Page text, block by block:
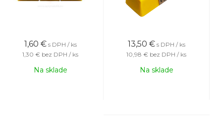
1,60 € s DPH / ks
1,30 € bez DPH / ks
Na sklade
13,50 € s DPH / ks
10,98 € bez DPH / ks
Na sklade